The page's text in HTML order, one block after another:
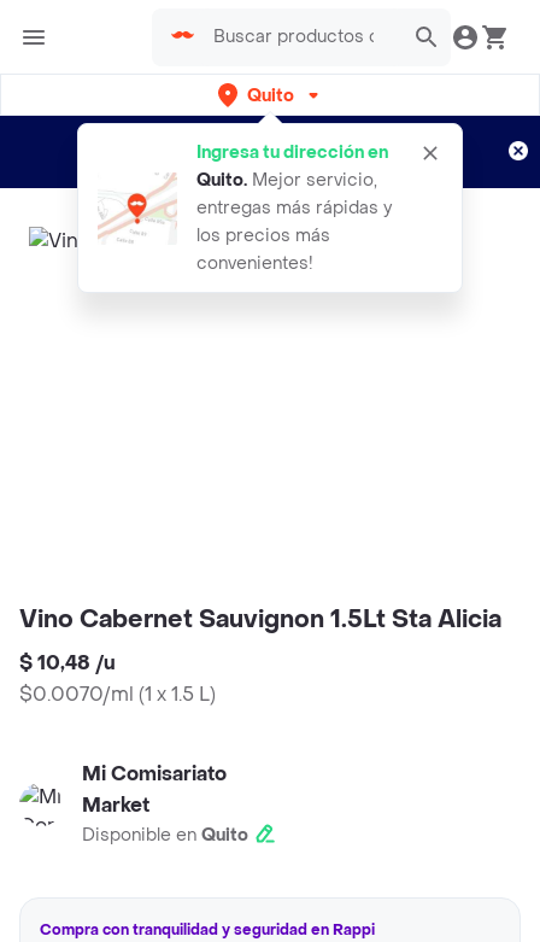
Quito
Ingresa tu dirección en
Quito. Mejor servicio,
entregas más rápidas y
los precios más
convenientes!
envíos gratis por semanas
Aplican TyC
Vino Cabernet Sauvignon 1.5Lt Sta Alicia
$ 10,48 /u
$0.0070/ml (1 x 1.5 L)
Mi Comisariato
Market
Disponible en Quito
Compra con tranquilidad y seguridad en Rappi